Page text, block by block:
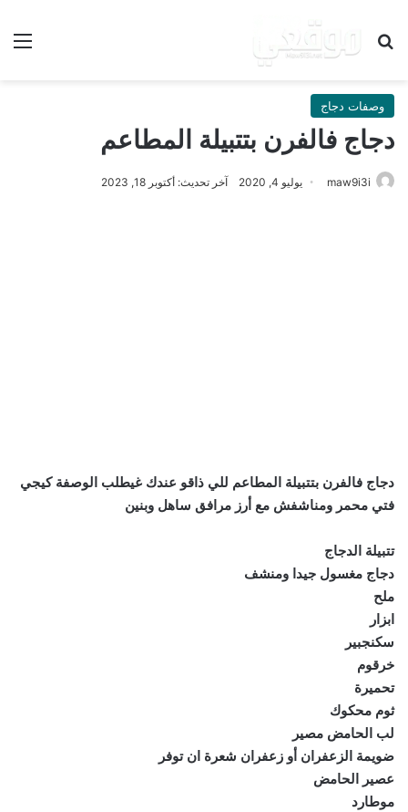
بحث عن
وصفات دجاج
دجاج فالفرن بتتبيلة المطاعم
maw9i3i يوليو 4, 2020 آخر تحديث: أكتوبر 18, 2023
دجاج فالفرن بتتبيلة المطاعم للي ذاقو عندك غيطلب الوصفة كيجي
فتي محمر ومناشفش مع أرز مرافق ساهل وبنين
تتبيلة الدجاج
دجاج مغسول جيدا ومنشف
ملح
ابزار
سكنجبير
خرقوم
تحميرة
ثوم محكوك
لب الحامض مصير
ضويمة الزعفران أو زعفران شعرة ان توفر
عصير الحامض
موطارد